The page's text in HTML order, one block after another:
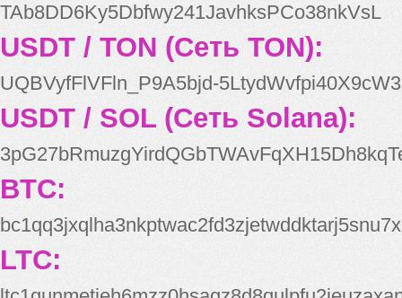
TAb8DD6Ky5Dbfwy241JavhksPCo38nkVsL
USDT / TON (Сеть TON):
UQBVyfFlVFln_P9A5bjd-
USDT / SOL (Сеть Solana):
BTC:
bc1qq3jxqlha3nkptwac2fd3zjetwddktarj5snu7x
LTC: